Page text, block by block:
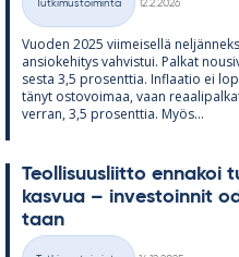
Kategoriat
Tutkimustoiminta
12.2.2026
Vuo­den 2025 vii­mei­sellä
an­sio­ke­hi­tys vah­vis­tui. Pal­kat
sesta 3,5 pro­sent­tia. In­flaa­tio ei
tä­nyt os­to­voi­maa, vaan
ver­ran, 3,5 pro­sent­tia. Myös...
Teol­li­suus­liitto en­na­koi
kas­vua – in­ves­toin­nit
taan